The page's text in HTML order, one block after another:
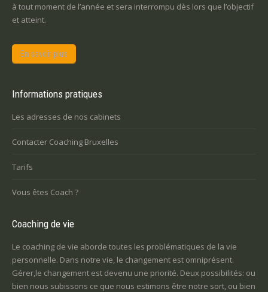
à tout moment de l’année et sera interrompu dès lors que l’objectif
et atteint.
En savoir plus
Informations pratiques
Les adresses de nos cabinets
Contacter Coaching Bruxelles
Tarifs
Vous êtes Coach ?
Coaching de vie
Le coaching de vie aborde toutes les problématiques de la vie
personnelle. Dans notre vie, le changement est omniprésent.
Gérer,le changement est devenu une priorité. Deux possibilités: ou
bien nous subissons ce que nous estimons être notre sort, ou bien